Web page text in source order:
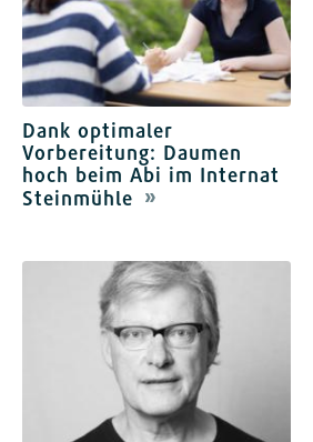
Dank optimaler
Vorbereitung: Daumen
hoch beim Abi im Internat
Steinmühle